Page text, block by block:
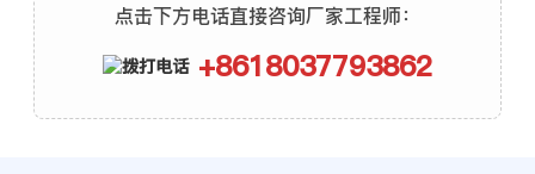
点击下方电话直接咨询厂家工程师：
+8618037793862